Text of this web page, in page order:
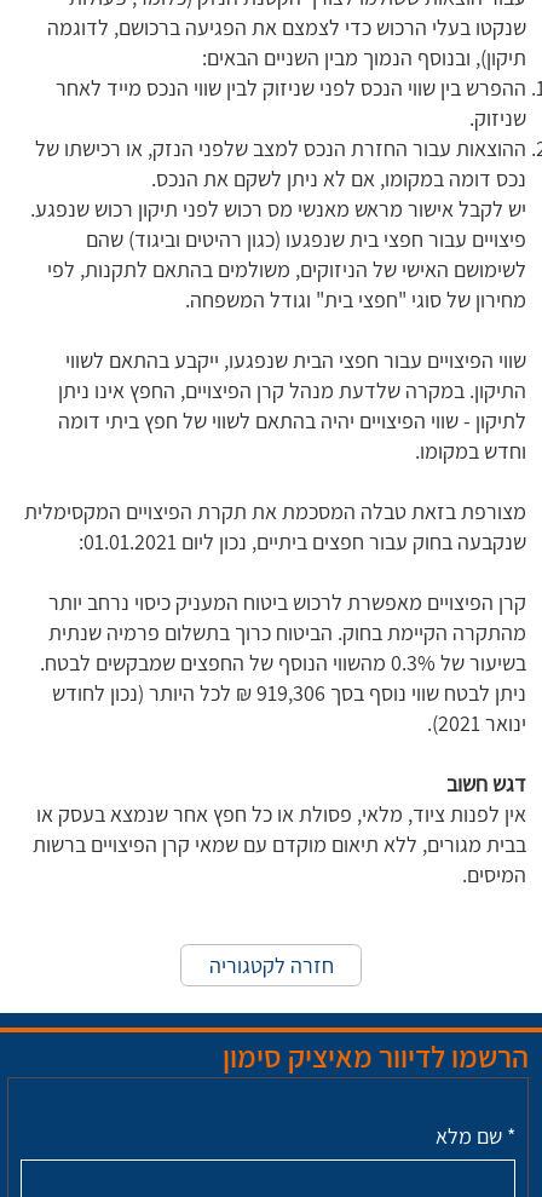
שנקטו בעלי הרכוש כדי לצמצם את הפגיעה ברכושם, לדוגמה
תיקון), ובנוסף הנמוך מבין השניים הבאים:
ההפרש בין שווי הנכס לפני שניזוק לבין שווי הנכס מייד לאחר
שניזוק.
ההוצאות עבור החזרת הנכס למצב שלפני הנזק, או רכישתו של
נכס דומה במקומו, אם לא ניתן לשקם את הנכס.
יש לקבל אישור מראש מאנשי מס רכוש לפני תיקון רכוש שנפגע.
פיצויים עבור חפצי בית שנפגעו (כגון רהיטים וביגוד) שהם
לשימושם האישי של הניזוקים, משולמים בהתאם לתקנות, לפי
מחירון של סוגי "חפצי בית" וגודל המשפחה.
שווי הפיצויים עבור חפצי הבית שנפגעו, ייקבע בהתאם לשווי
התיקון. במקרה שלדעת מנהל קרן הפיצויים, החפץ אינו ניתן
לתיקון - שווי הפיצויים יהיה בהתאם לשווי של חפץ ביתי דומה
וחדש במקומו.
מצורפת בזאת טבלה המסכמת את תקרת הפיצויים המקסימלית
שנקבעה בחוק עבור חפצים ביתיים, נכון ליום 01.01.2021:
קרן הפיצויים מאפשרת לרכוש ביטוח המעניק כיסוי נרחב יותר
מהתקרה הקיימת בחוק. הביטוח כרוך בתשלום פרמיה שנתית
בשיעור של 0.3% מהשווי הנוסף של החפצים שמבקשים לבטח.
ניתן לבטח שווי נוסף בסך 919,306 ₪ לכל היותר (נכון לחודש
ינואר 2021).
דגש חשוב
אין לפנות ציוד, מלאי, פסולת או כל חפץ אחר שנמצא בעסק או
בבית מגורים, ללא תיאום מוקדם עם שמאי קרן הפיצויים ברשות
המיסים.
חזרה לקטגוריה
הרשמו לדיוור מאיציק סימון
* שם מלא